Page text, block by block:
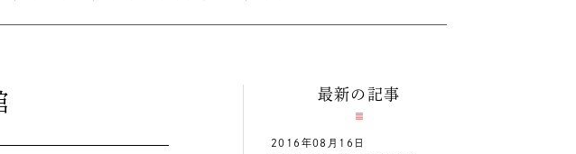
最新の記事
2016年08月16日